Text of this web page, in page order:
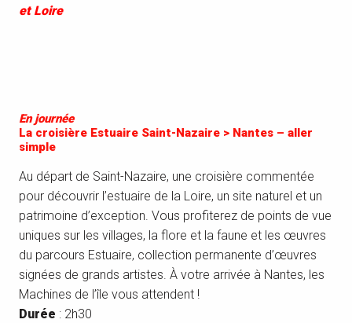
et Loire
En journée
La croisière Estuaire Saint-Nazaire > Nantes – aller
simple
Au départ de Saint-Nazaire, une croisière commentée
pour découvrir l’estuaire de la Loire, un site naturel et un
patrimoine d’exception. Vous profiterez de points de vue
uniques sur les villages, la flore et la faune et les œuvres
du parcours Estuaire, collection permanente d’œuvres
signées de grands artistes. À votre arrivée à Nantes, les
Machines de l’île vous attendent !
Durée : 2h30